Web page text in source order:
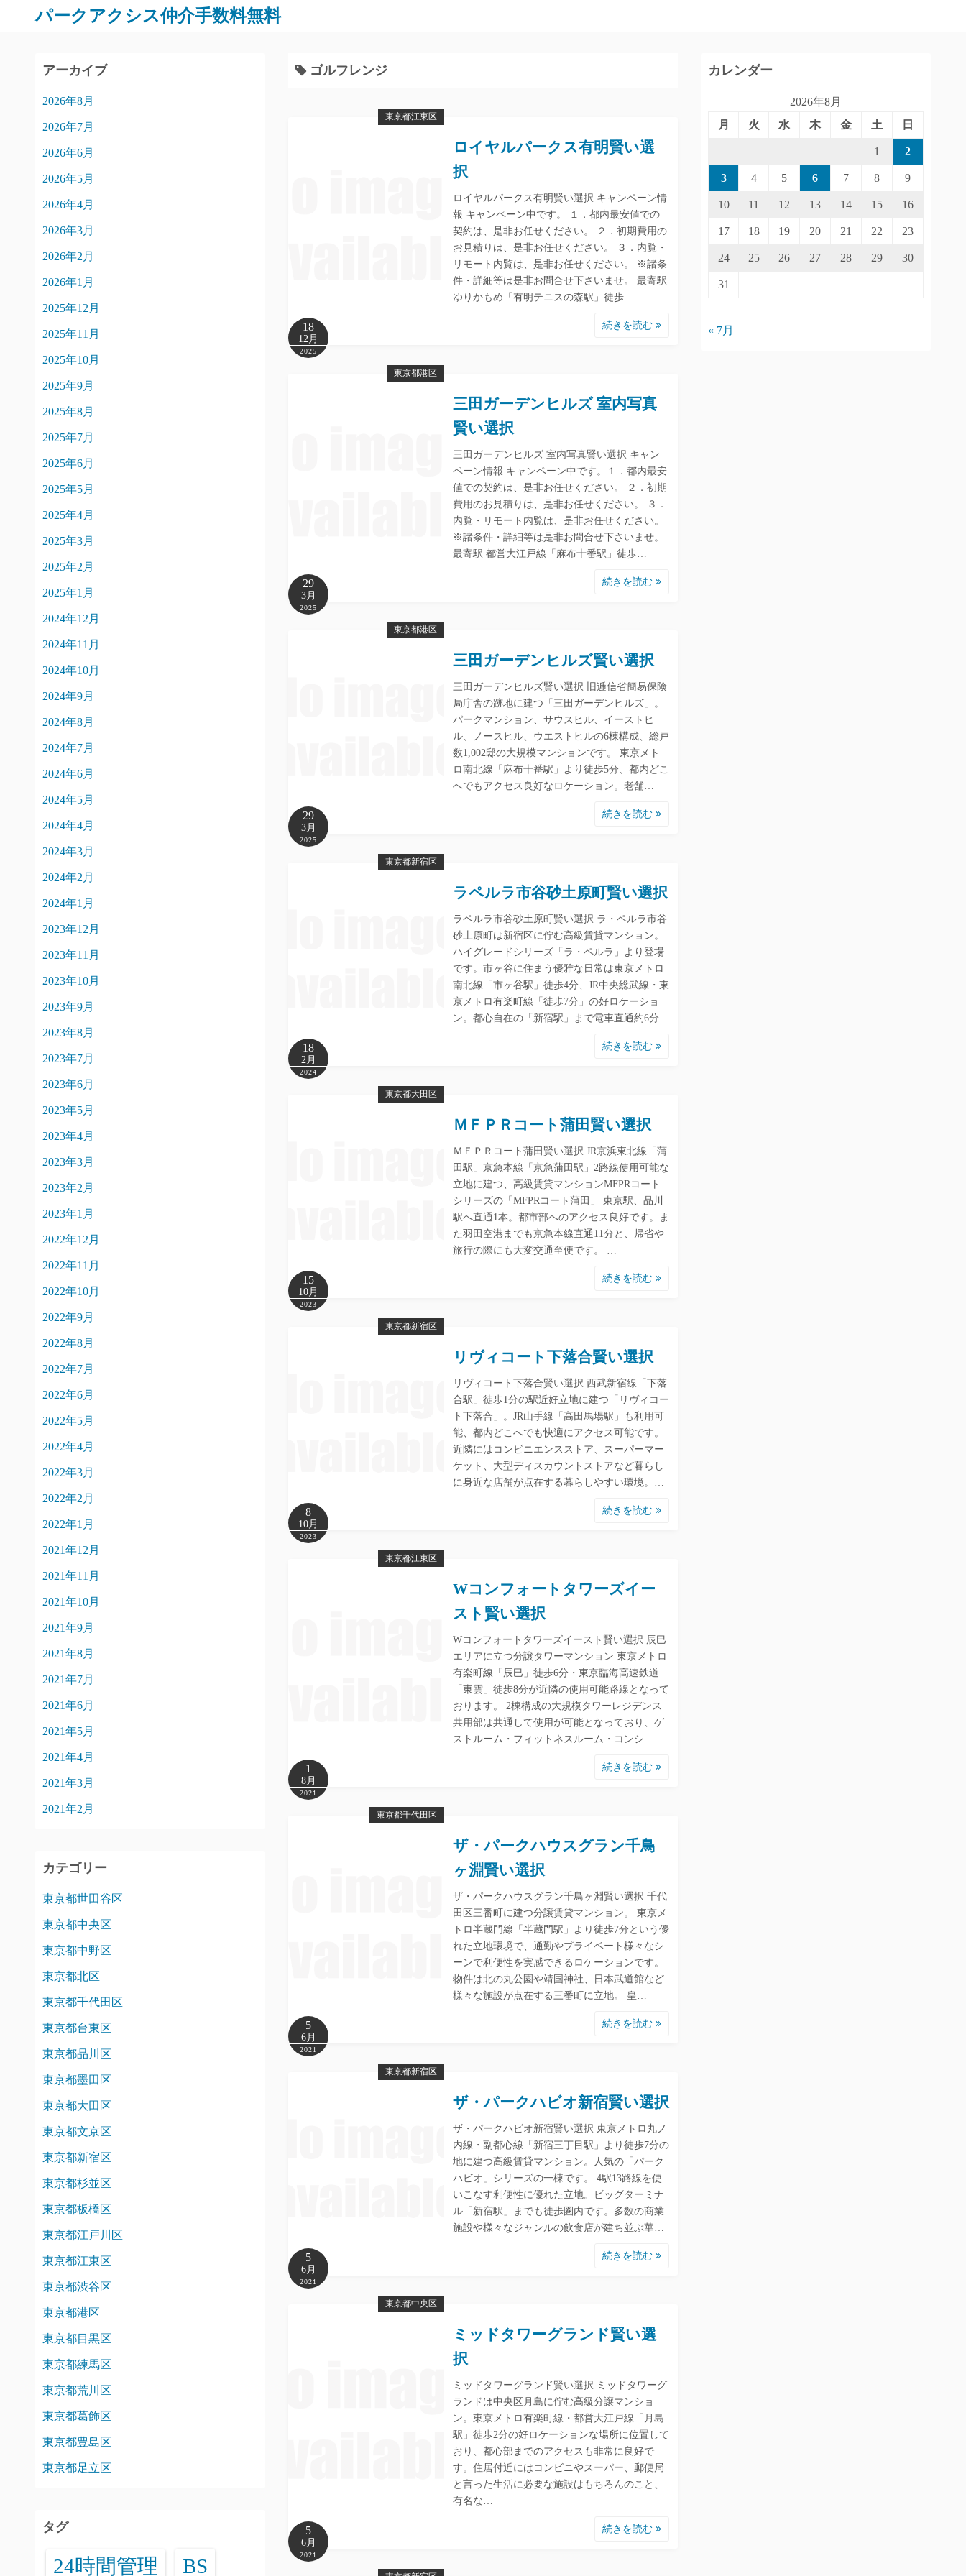
パークアクシス仲介手数料無料
ゴルフレンジ
東京都江東区
18
12月
2025
ロイヤルパークス有明賢い選
択
ロイヤルパークス有明賢い選択 キャンペーン情
報 キャンペーン中です。 １．都内最安値での
契約は、是非お任せください。 ２．初期費用の
お見積りは、是非お任せください。 ３．内覧・
リモート内覧は、是非お任せください。 ※諸条
件・詳細等は是非お問合せ下さいませ。 最寄駅
ゆりかもめ「有明テニスの森駅」徒歩…
続きを読む
東京都港区
29
3月
2025
三田ガーデンヒルズ 室内写真
賢い選択
三田ガーデンヒルズ 室内写真賢い選択 キャン
ペーン情報 キャンペーン中です。１．都内最安
値での契約は、是非お任せください。 ２．初期
費用のお見積りは、是非お任せください。 ３．
内覧・リモート内覧は、是非お任せください。
※諸条件・詳細等は是非お問合せ下さいませ。
最寄駅 都営大江戸線「麻布十番駅」徒歩…
続きを読む
東京都港区
29
3月
2025
三田ガーデンヒルズ賢い選択
三田ガーデンヒルズ賢い選択 旧逓信省簡易保険
局庁舎の跡地に建つ「三田ガーデンヒルズ」。
パークマンション、サウスヒル、イーストヒ
ル、ノースヒル、ウエストヒルの6棟構成、総戸
数1,002邸の大規模マンションです。 東京メト
ロ南北線「麻布十番駅」より徒歩5分、都内どこ
へでもアクセス良好なロケーション。老舗…
続きを読む
東京都新宿区
18
2月
2024
ラペルラ市谷砂土原町賢い選択
ラペルラ市谷砂土原町賢い選択 ラ・ペルラ市谷
砂土原町は新宿区に佇む高級賃貸マンション。
ハイグレードシリーズ「ラ・ペルラ」より登場
です。市ヶ谷に住まう優雅な日常は東京メトロ
南北線「市ヶ谷駅」徒歩4分、JR中央総武線・東
京メトロ有楽町線「徒歩7分」の好ロケーショ
ン。都心自在の「新宿駅」まで電車直通約6分…
続きを読む
東京都大田区
15
10月
2023
ＭＦＰＲコート蒲田賢い選択
ＭＦＰＲコート蒲田賢い選択 JR京浜東北線「蒲
田駅」京急本線「京急蒲田駅」2路線使用可能な
立地に建つ、高級賃貸マンションMFPRコート
シリーズの「MFPRコート蒲田」 東京駅、品川
駅へ直通1本。都市部へのアクセス良好です。ま
た羽田空港までも京急本線直通11分と、帰省や
旅行の際にも大変交通至便です。 …
続きを読む
東京都新宿区
8
10月
2023
リヴィコート下落合賢い選択
リヴィコート下落合賢い選択 西武新宿線「下落
合駅」徒歩1分の駅近好立地に建つ「リヴィコー
ト下落合」。JR山手線「高田馬場駅」も利用可
能、都内どこへでも快適にアクセス可能です。
近隣にはコンビニエンスストア、スーパーマー
ケット、大型ディスカウントストアなど暮らし
に身近な店舗が点在する暮らしやすい環境。…
続きを読む
東京都江東区
1
8月
2021
Wコンフォートタワーズイー
スト賢い選択
Wコンフォートタワーズイースト賢い選択 辰巳
エリアに立つ分譲タワーマンション 東京メトロ
有楽町線「辰巳」徒歩6分・東京臨海高速鉄道
「東雲」徒歩8分が近隣の使用可能路線となって
おります。 2棟構成の大規模タワーレジデンス
共用部は共通して使用が可能となっており、ゲ
ストルーム・フィットネスルーム・コンシ…
続きを読む
東京都千代田区
5
6月
2021
ザ・パークハウスグラン千鳥
ヶ淵賢い選択
ザ・パークハウスグラン千鳥ヶ淵賢い選択 千代
田区三番町に建つ分譲賃貸マンション。 東京メ
トロ半蔵門線「半蔵門駅」より徒歩7分という優
れた立地環境で、通勤やプライベート様々なシ
ーンで利便性を実感できるロケーションです。
物件は北の丸公園‎や靖国神社、日本武道館など
様々な施設が点在する三番町に立地。 皇…
続きを読む
東京都新宿区
5
6月
2021
ザ・パークハビオ新宿賢い選択
ザ・パークハビオ新宿賢い選択 東京メトロ丸ノ
内線・副都心線「新宿三丁目駅」より徒歩7分の
地に建つ高級賃貸マンション。人気の「パーク
ハビオ」シリーズの一棟です。 4駅13路線を使
いこなす利便性に優れた立地。ビッグターミナ
ル「新宿駅」までも徒歩圏内です。多数の商業
施設や様々なジャンルの飲食店が建ち並ぶ華…
続きを読む
東京都中央区
5
6月
2021
ミッドタワーグランド賢い選
択
ミッドタワーグランド賢い選択 ミッドタワーグ
ランドは中央区月島に佇む高級分譲マンショ
ン。東京メトロ有楽町線・都営大江戸線「月島
駅」徒歩2分の好ロケーションな場所に位置して
おり、都心部までのアクセスも非常に良好で
す。住居付近にはコンビニやスーパー、郵便局
と言った生活に必要な施設はもちろんのこと、
有名な…
続きを読む
アーカイブ
2026年8月
2026年7月
2026年6月
2026年5月
2026年4月
2026年3月
2026年2月
2026年1月
2025年12月
2025年11月
2025年10月
2025年9月
2025年8月
2025年7月
2025年6月
2025年5月
2025年4月
2025年3月
2025年2月
2025年1月
2024年12月
2024年11月
2024年10月
2024年9月
2024年8月
2024年7月
2024年6月
2024年5月
2024年4月
2024年3月
2024年2月
2024年1月
2023年12月
2023年11月
2023年10月
2023年9月
2023年8月
2023年7月
2023年6月
2023年5月
2023年4月
2023年3月
2023年2月
2023年1月
2022年12月
2022年11月
2022年10月
2022年9月
2022年8月
2022年7月
2022年6月
2022年5月
2022年4月
2022年3月
2022年2月
2022年1月
2021年12月
2021年11月
2021年10月
2021年9月
2021年8月
2021年7月
2021年6月
2021年5月
2021年4月
2021年3月
2021年2月
カテゴリー
東京都世田谷区
東京都中央区
東京都中野区
東京都北区
東京都千代田区
東京都台東区
東京都品川区
東京都墨田区
東京都大田区
東京都文京区
東京都新宿区
東京都杉並区
東京都板橋区
東京都江戸川区
東京都江東区
東京都渋谷区
東京都港区
東京都目黒区
東京都練馬区
東京都荒川区
東京都葛飾区
東京都豊島区
東京都足立区
タグ
24時間管理 BS
カレンダー
2026年8月
月
火 水 木 金 土 日
1 2
3 4 5 6 7 8 9
10 11 12 13 14 15 16
17 18 19 20 21 22 23
24 25 26 27 28 29 30
31
« 7月